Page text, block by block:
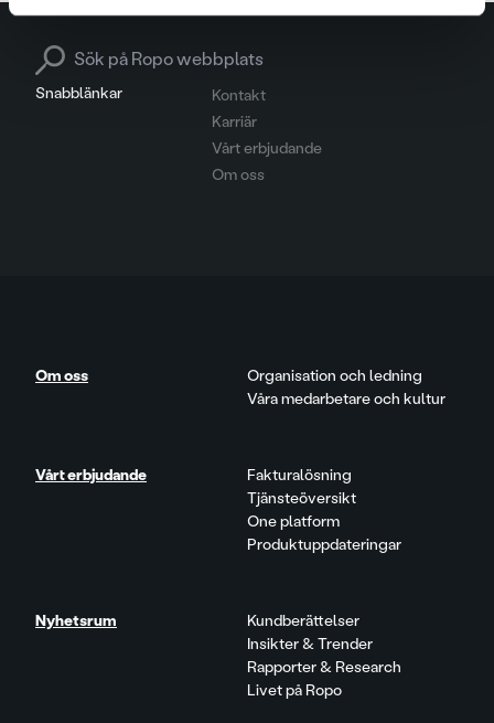
Snabblänkar
Kontakt
Karriär
Vårt erbjudande
Om oss
Search for:
Om oss
Organisation och ledning
Våra medarbetare och kultur
Vårt erbjudande
Fakturalösning
Tjänsteöversikt
One platform
Produktuppdateringar
Nyhetsrum
Kundberättelser
Insikter & Trender
Rapporter & Research
Livet på Ropo